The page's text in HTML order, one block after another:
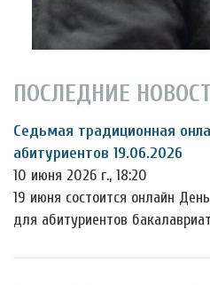
ПОСЛЕДНИЕ
Седьмая традиционная
абитуриентов 19.06.2026
10 июня 2026 г., 18:20
19 июня состоится онлайн
для абитуриентов